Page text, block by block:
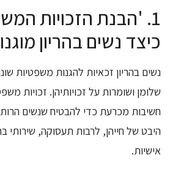
1. 'הבנת הזכויות
כיצד נשים בהריון
נשים בהריון זכאיות להגנות משפטיות
שלומן ושומרות על זכויותיהן. זכויות
חשיבות מכרעת כדי להבטיח שנשים
היבט של חייהן, לרבות תעסוקה, שירותי
אישיות.